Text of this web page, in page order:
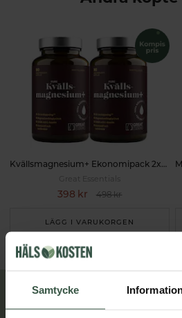
Samtycke
Kvällsmagnesium+ Ekonomipack 2x90k
Great Essentials
398 kr 498 kr
LÄGG I VARUKORGEN
Lär dig